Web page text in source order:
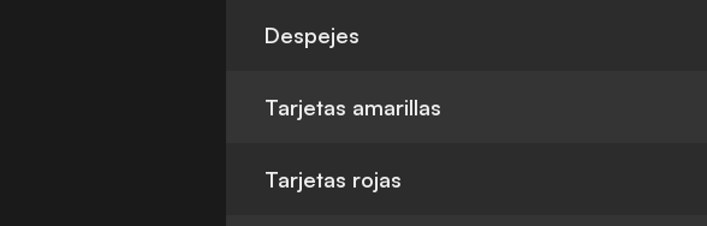
Despejes
Tarjetas amarillas
Tarjetas rojas